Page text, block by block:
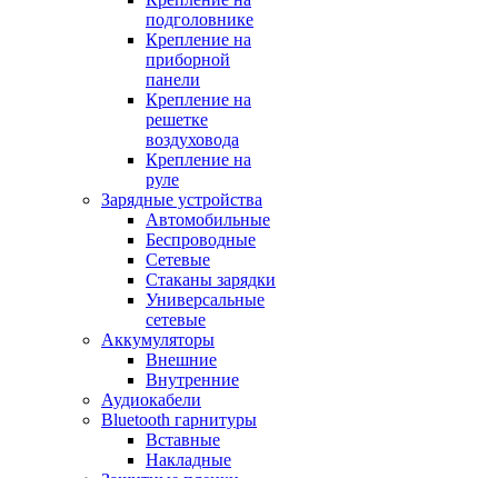
подголовнике
Крепление на
приборной
панели
Крепление на
решетке
воздуховода
Крепление на
руле
Зарядные устройства
Автомобильные
Беспроводные
Сетевые
Стаканы зарядки
Универсальные
сетевые
Аккумуляторы
Внешние
Внутренние
Аудиокабели
Bluetooth гарнитуры
Вставные
Накладные